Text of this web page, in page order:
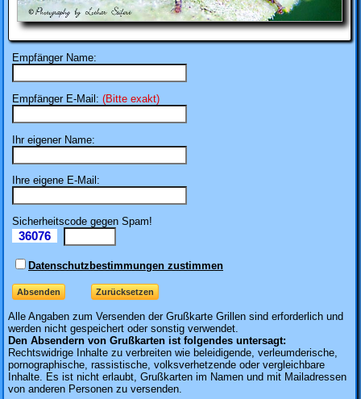
Empfänger Name:
Empfänger E-Mail: (Bitte exakt)
Ihr eigener Name:
Ihre eigene E-Mail:
Sicherheitscode gegen Spam!
36076
Datenschutzbestimmungen zustimmen
Alle Angaben zum Versenden der Grußkarte Grillen sind erforderlich und
werden nicht gespeichert oder sonstig verwendet.
Den Absendern von Grußkarten ist folgendes untersagt:
Rechtswidrige Inhalte zu verbreiten wie beleidigende, verleumderische,
pornographische, rassistische, volksverhetzende oder vergleichbare
Inhalte. Es ist nicht erlaubt, Grußkarten im Namen und mit Mailadressen
von anderen Personen zu versenden.